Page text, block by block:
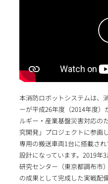
本消防ロボットシステムは、
ーが平成26年度（2014年度
ルギー・産業基盤災害対応の
究開発」プロジェクトに参画
専用の搬送車両1台に搭載さ
設計になっています。2019年
研究センター（東京都調布市
の成果として完成した実戦配